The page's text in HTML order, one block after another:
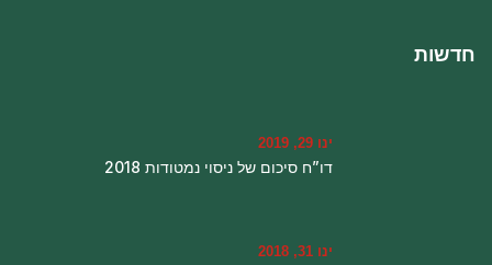
חדשות
ינו 29, 2019
דו”ח סיכום של ניסוי נמטודות 2018
ינו 31, 2018